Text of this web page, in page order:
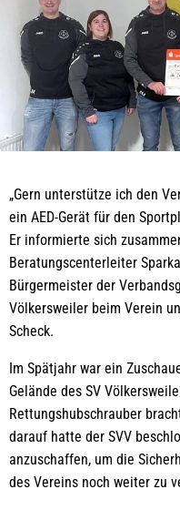
„Gern unterstütze ich den
ein AED-Gerät für den
Er informierte sich
Beratungscenterleiter
Bürgermeister der
Völkersweiler beim Verein
Scheck.
Im Spätjahr war ein
Gelände des SV
Rettungshubschrauber
darauf hatte der SVV
anzuschaffen, um die
des Vereins noch weiter zu